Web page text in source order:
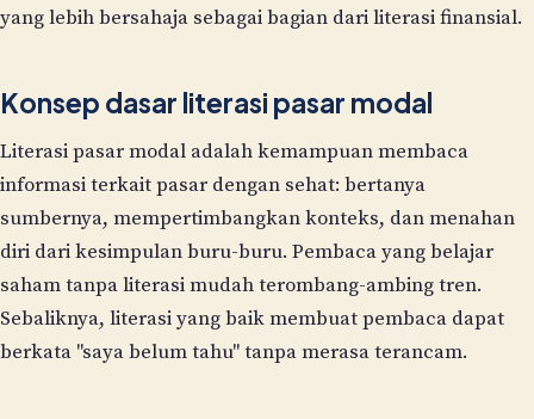
yang lebih bersahaja sebagai bagian dari literasi finansial.
Konsep dasar literasi pasar modal
Literasi pasar modal adalah kemampuan membaca
informasi terkait pasar dengan sehat: bertanya
sumbernya, mempertimbangkan konteks, dan menahan
diri dari kesimpulan buru-buru. Pembaca yang belajar
saham tanpa literasi mudah terombang-ambing tren.
Sebaliknya, literasi yang baik membuat pembaca dapat
berkata "saya belum tahu" tanpa merasa terancam.